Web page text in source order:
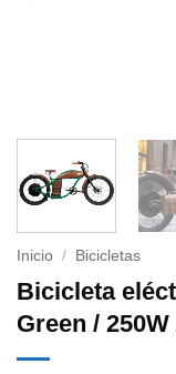
Inicio / Bicicletas
Bicicleta
Green /